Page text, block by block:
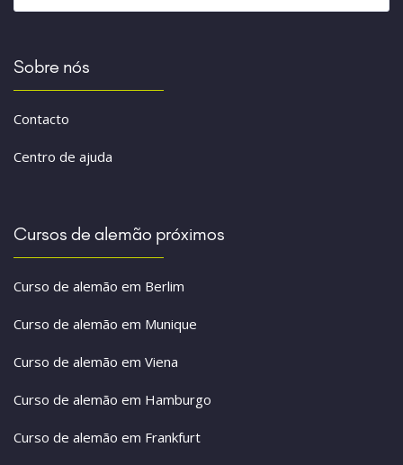
Sobre nós
Contacto
Centro de ajuda
Cursos de alemão próximos
Curso de alemão em Berlim
Curso de alemão em Munique
Curso de alemão em Viena
Curso de alemão em Hamburgo
Curso de alemão em Frankfurt